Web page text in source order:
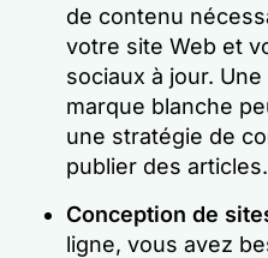
de contenu
votre site Web et
sociaux à jour.
marque blanche
une stratégie de
publier des articles.
Conception de
ligne, vous avez